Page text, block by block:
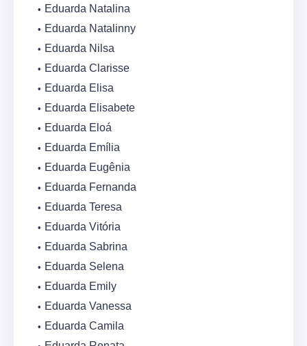
Eduarda Natalina
Eduarda Natalinny
Eduarda Nilsa
Eduarda Clarisse
Eduarda Elisa
Eduarda Elisabete
Eduarda Eloá
Eduarda Emília
Eduarda Eugênia
Eduarda Fernanda
Eduarda Teresa
Eduarda Vitória
Eduarda Sabrina
Eduarda Selena
Eduarda Emily
Eduarda Vanessa
Eduarda Camila